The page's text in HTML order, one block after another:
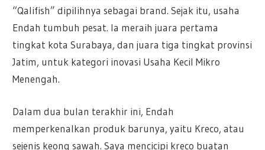
“Qalifish” dipilihnya sebagai brand. Sejak itu, usaha
Endah tumbuh pesat. Ia meraih juara pertama
tingkat kota Surabaya, dan juara tiga tingkat provinsi
Jatim, untuk kategori inovasi Usaha Kecil Mikro
Menengah.
Dalam dua bulan terakhir ini, Endah
memperkenalkan produk barunya, yaitu Kreco, atau
sejenis keong sawah. Saya mencicipi kreco buatan